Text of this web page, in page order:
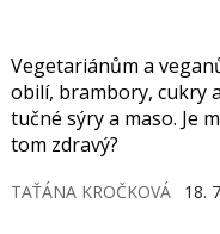
Vegetariánům a
obilí, brambory, cukry
tučné sýry a maso. Je
tom zdravý?
TAŤÁNA KROČKOVÁ 18.